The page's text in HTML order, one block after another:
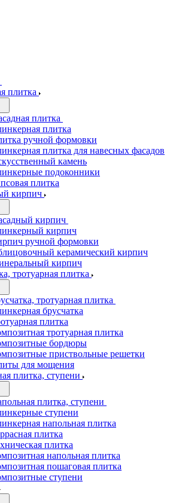
плитка
плитка
плитка
ручной формовки
плитка для навесных фасадов
камень
подоконники
плитка
кирпич
кирпич
кирпич
ручной формовки
керамический кирпич
кирпич
тротуарная плитка
тротуарная плитка
брусчатка
плитка
тротуарная плитка
бордюры
приствольные решетки
для мощения
плитка, ступени
плитка, ступени
ступени
напольная плитка
плитка
плитка
напольная плитка
пошаговая плитка
ступени